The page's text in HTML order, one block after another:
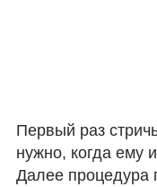
Первый раз
нужно, когда ему
Далее процедура